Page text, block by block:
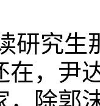
研究
在，尹
，除郭